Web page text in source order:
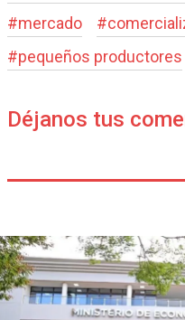
#mercado #
#pequeños productores
Déjanos tus